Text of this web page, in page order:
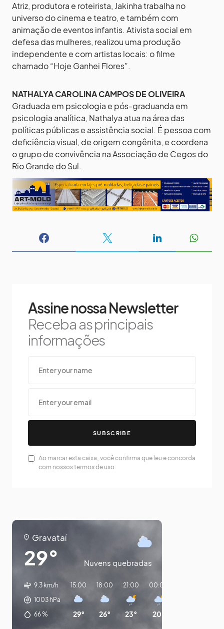
Atriz, produtora e roteirista, Jakinha trabalha no
universo do cinema e teatro, e também com
animação de eventos infantis. Ativista social em
defesa das mulheres, realizou uma produção
independente e com artistas locais: o filme
chamado “Hoje Ganhei Flores”.
NATHALYA CAROLINA CAMPOS DE OLIVEIRA
Graduada em psicologia e pós-graduanda em
psicologia analítica, Nathalya atua na área das
políticas públicas e assistência social. É pessoa com
deficiência visual, de origem congênita, e coordena
o grupo de convivência na Associação de Cegos do
Rio Grande do Sul.
Assine nossa Newsletter
Receba as principais
informações
SUBSCRIBE
Ao marcar esta caixa, você confirma que leu e concorda
com nossos termos de uso.
Gravataí
29° Nuvens quebradas
9.3 km/h
1003 hPa
66%
15:00
29°
18:00
26°
21:00
23°
00:00
20°